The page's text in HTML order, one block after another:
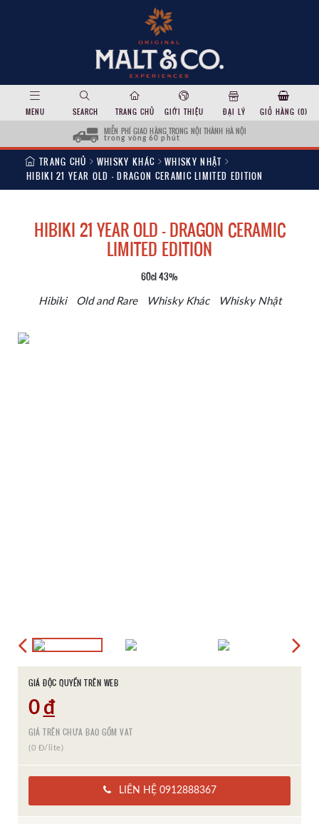
MENU SEARCH TRANG CHỦ GIỚI THIỆU ĐẠI LÝ GIỎ HÀNG (0)
MIỄN PHÍ GIAO HÀNG TRONG NỘI THÀNH HÀ NỘI
trong vòng 60 phút
TRANG CHỦ WHISKY KHÁC
WHISKY NHẬT
HIBIKI 21 YEAR OLD – DRAGON CERAMIC LIMITED EDITION
HIBIKI 21 YEAR OLD – DRAGON CERAMIC
LIMITED EDITION
60cl 43%
Hibiki Old and Rare Whisky Khác Whisky Nhật
GIÁ ĐỘC QUYỀN TRÊN WEB
0 đ
GIÁ TRÊN CHƯA BAO GỒM VAT
(0 Đ/lite)
LIÊN HỆ 0912888367